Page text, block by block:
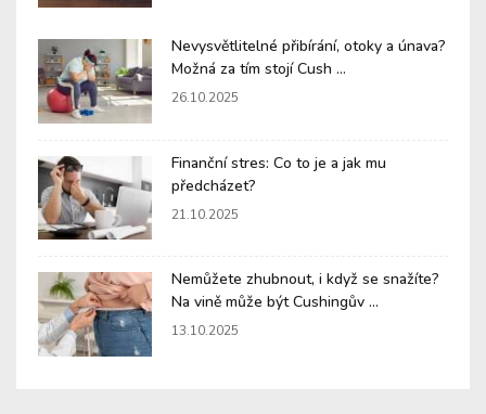
Nevysvětlitelné přibírání, otoky a únava?
Možná za tím stojí Cush ...
26.10.2025
Finanční stres: Co to je a jak mu
předcházet?
21.10.2025
Nemůžete zhubnout, i když se snažíte?
Na vině může být Cushingův ...
13.10.2025